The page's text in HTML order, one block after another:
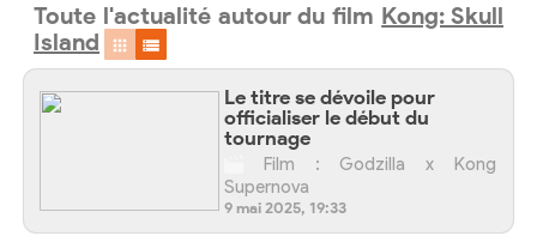
Toute l'actualité autour du film Kong: Skull
Island
Le titre se dévoile pour
officialiser le début du
tournage
Film : Godzilla x Kong
Supernova
9 mai 2025, 19:33